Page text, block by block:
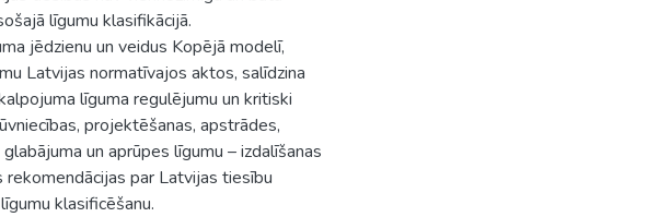
līgumu klasifikācijā.
jēdzienu un veidus Kopējā modelī,
Latvijas normatīvajos aktos, salīdzina
līguma regulējumu un kritiski
projektēšanas, apstrādes,
un aprūpes līgumu – izdalīšanas
par Latvijas tiesību
klasificēšanu.